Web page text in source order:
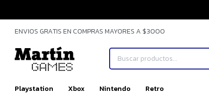
Playstation Xbox Nintendo Retro
ENVIOS GRATIS EN COMPRAS MAYORES A $3000